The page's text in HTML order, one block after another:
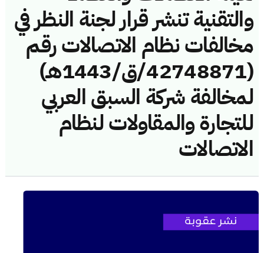
والتقنية تنشر قرار لجنة النظر في
مخالفات نظام الاتصالات رقم
(42748871/ق/1443هـ)
لمخالفة شركة السبق العربي
للتجارة والمقاولات لنظام
الاتصالات